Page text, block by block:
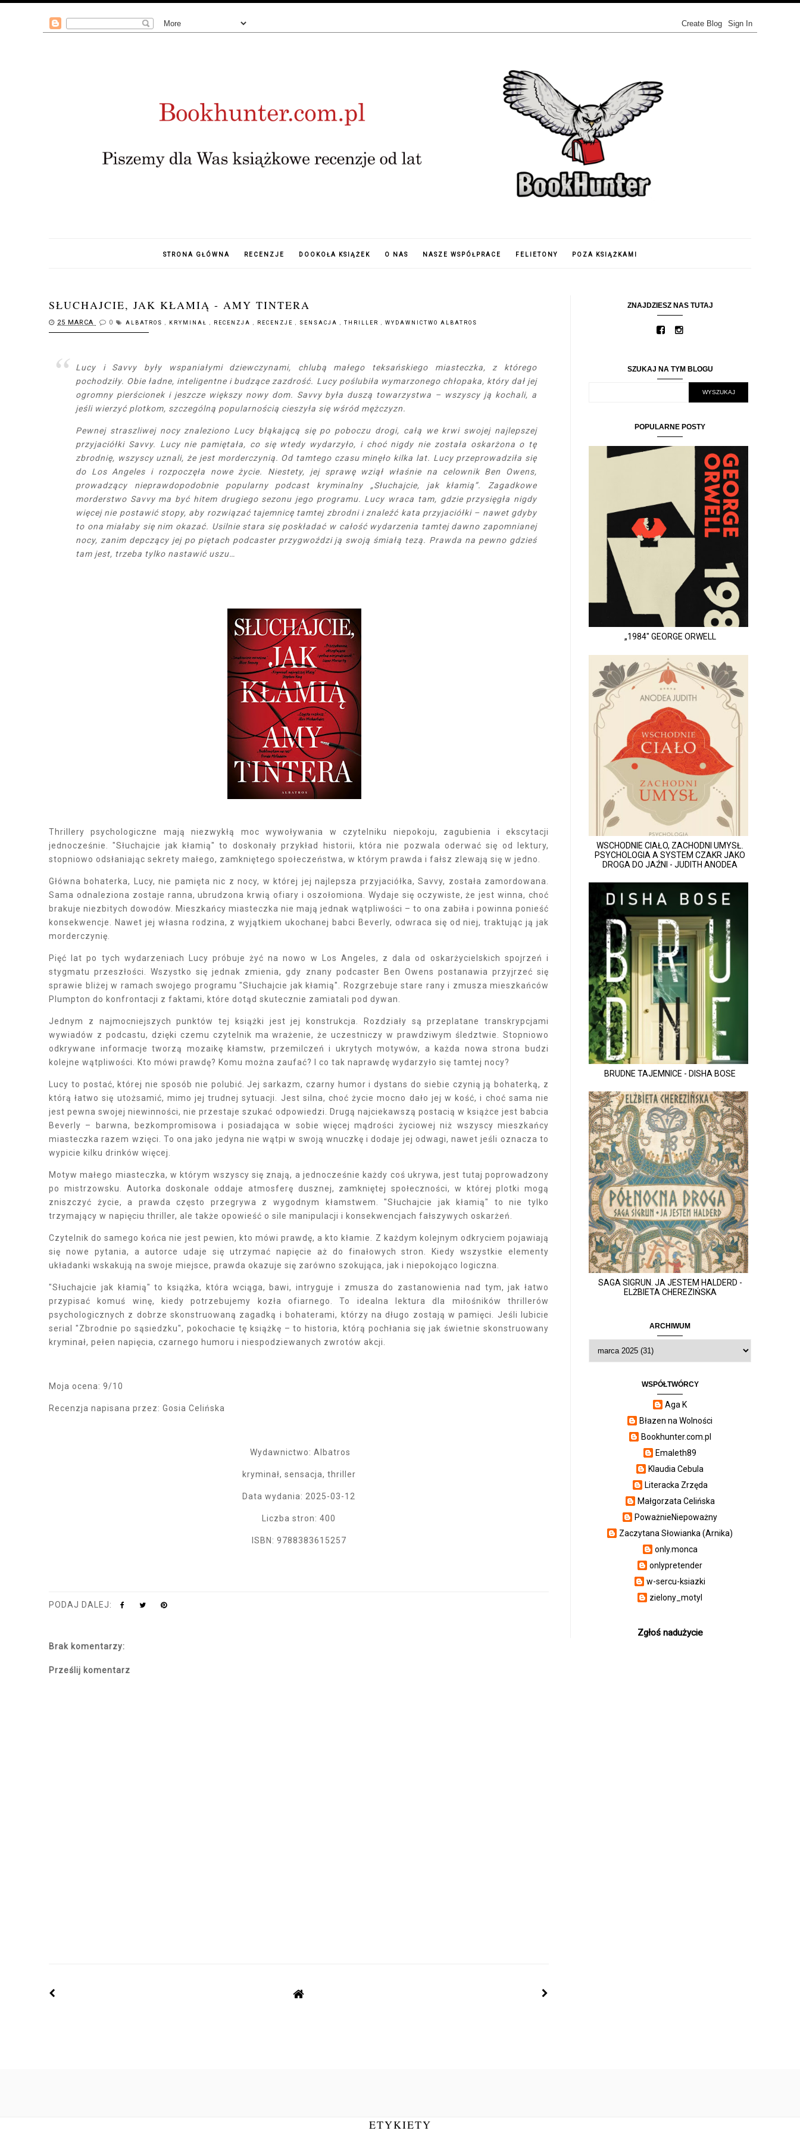
STRONA GŁÓWNA RECENZJE DOOKOŁA KSIĄŻEK O NAS NASZE WSPÓŁPRACE FELIETONY POZA KSIĄŻKAMI
SŁUCHAJCIE, JAK KŁAMIĄ - AMY TINTERA
25 MARCA 0 ALBATROS KRYMINAŁ RECENZJA RECENZJE SENSACJA THRILLER WYDAWNICTWO ALBATROS
Lucy i Savvy były wspaniałymi dziewczynami, chlubą małego teksańskiego miasteczka, z którego
pochodziły. Obie ładne, inteligentne i budzące zazdrość. Lucy poślubiła wymarzonego chłopaka, który dał jej
ogromny pierścionek i jeszcze większy nowy dom. Savvy była duszą towarzystwa – wszyscy ją kochali, a
jeśli wierzyć plotkom, szczególną popularnością cieszyła się wśród mężczyzn.
Pewnej straszliwej nocy znaleziono Lucy błąkającą się po poboczu drogi, całą we krwi swojej najlepszej
przyjaciółki Savvy. Lucy nie pamiętała, co się wtedy wydarzyło, i choć nigdy nie została oskarżona o tę
zbrodnię, wszyscy uznali, że jest morderczynią. Od tamtego czasu minęło kilka lat. Lucy przeprowadziła się
do Los Angeles i rozpoczęła nowe życie. Niestety, jej sprawę wziął właśnie na celownik Ben Owens,
prowadzący nieprawdopodobnie popularny podcast kryminalny „Słuchajcie, jak kłamią”. Zagadkowe
morderstwo Savvy ma być hitem drugiego sezonu jego programu. Lucy wraca tam, gdzie przysięgła nigdy
więcej nie postawić stopy, aby rozwiązać tajemnicę tamtej zbrodni i znaleźć kata przyjaciółki – nawet gdyby
to ona miałaby się nim okazać. Usilnie stara się poskładać w całość wydarzenia tamtej dawno zapomnianej
nocy, zanim depczący jej po piętach podcaster przygwoździ ją swoją śmiałą tezą. Prawda na pewno gdzieś
tam jest, trzeba tylko nastawić uszu…
Thrillery psychologiczne mają niezwykłą moc wywoływania w czytelniku niepokoju, zagubienia i ekscytacji
jednocześnie. "Słuchajcie jak kłamią" to doskonały przykład historii, która nie pozwala oderwać się od lektury,
stopniowo odsłaniając sekrety małego, zamkniętego społeczeństwa, w którym prawda i fałsz zlewają się w jedno.
Główna bohaterka, Lucy, nie pamięta nic z nocy, w której jej najlepsza przyjaciółka, Savvy, została zamordowana.
Sama odnaleziona zostaje ranna, ubrudzona krwią ofiary i oszołomiona. Wydaje się oczywiste, że jest winna, choć
brakuje niezbitych dowodów. Mieszkańcy miasteczka nie mają jednak wątpliwości – to ona zabiła i powinna ponieść
konsekwencje. Nawet jej własna rodzina, z wyjątkiem ukochanej babci Beverly, odwraca się od niej, traktując ją jak
morderczynię.
Pięć lat po tych wydarzeniach Lucy próbuje żyć na nowo w Los Angeles, z dala od oskarżycielskich spojrzeń i
stygmatu przeszłości. Wszystko się jednak zmienia, gdy znany podcaster Ben Owens postanawia przyjrzeć się
sprawie bliżej w ramach swojego programu "Słuchajcie jak kłamią". Rozgrzebuje stare rany i zmusza mieszkańców
Plumpton do konfrontacji z faktami, które dotąd skutecznie zamiatali pod dywan.
Jednym z najmocniejszych punktów tej książki jest jej konstrukcja. Rozdziały są przeplatane transkrypcjami
wywiadów z podcastu, dzięki czemu czytelnik ma wrażenie, że uczestniczy w prawdziwym śledztwie. Stopniowo
odkrywane informacje tworzą mozaikę kłamstw, przemilczeń i ukrytych motywów, a każda nowa strona budzi
kolejne wątpliwości. Kto mówi prawdę? Komu można zaufać? I co tak naprawdę wydarzyło się tamtej nocy?
Lucy to postać, której nie sposób nie polubić. Jej sarkazm, czarny humor i dystans do siebie czynią ją bohaterką, z
którą łatwo się utożsamić, mimo jej trudnej sytuacji. Jest silna, choć życie mocno dało jej w kość, i choć sama nie
jest pewna swojej niewinności, nie przestaje szukać odpowiedzi. Drugą najciekawszą postacią w książce jest babcia
Beverly – barwna, bezkompromisowa i posiadająca w sobie więcej mądrości życiowej niż wszyscy mieszkańcy
miasteczka razem wzięci. To ona jako jedyna nie wątpi w swoją wnuczkę i dodaje jej odwagi, nawet jeśli oznacza to
wypicie kilku drinków więcej.
Motyw małego miasteczka, w którym wszyscy się znają, a jednocześnie każdy coś ukrywa, jest tutaj poprowadzony
po mistrzowsku. Autorka doskonale oddaje atmosferę dusznej, zamkniętej społeczności, w której plotki mogą
zniszczyć życie, a prawda często przegrywa z wygodnym kłamstwem. "Słuchajcie jak kłamią" to nie tylko
trzymający w napięciu thriller, ale także opowieść o sile manipulacji i konsekwencjach fałszywych oskarżeń.
Czytelnik do samego końca nie jest pewien, kto mówi prawdę, a kto kłamie. Z każdym kolejnym odkryciem pojawiają
się nowe pytania, a autorce udaje się utrzymać napięcie aż do finałowych stron. Kiedy wszystkie elementy
układanki wskakują na swoje miejsce, prawda okazuje się zarówno szokująca, jak i niepokojąco logiczna.
"Słuchajcie jak kłamią" to książka, która wciąga, bawi, intryguje i zmusza do zastanowienia nad tym, jak łatwo
przypisać komuś winę, kiedy potrzebujemy kozła ofiarnego. To idealna lektura dla miłośników thrillerów
psychologicznych z dobrze skonstruowaną zagadką i bohaterami, którzy na długo zostają w pamięci. Jeśli lubicie
serial "Zbrodnie po sąsiedzku", pokochacie tę książkę – to historia, którą pochłania się jak świetnie skonstruowany
kryminał, pełen napięcia, czarnego humoru i niespodziewanych zwrotów akcji.
Moja ocena: 9/10
Recenzja napisana przez: Gosia Celińska
Wydawnictwo: Albatros
kryminał, sensacja, thriller
Data wydania: 2025-03-12
Liczba stron: 400
ISBN: 9788383615257
PODAJ DALEJ:
Brak komentarzy:
Prześlij komentarz
ZNAJDZIESZ NAS TUTAJ
SZUKAJ NA TYM BLOGU
POPULARNE POSTY
„1984" GEORGE ORWELL
WSCHODNIE CIAŁO, ZACHODNI UMYSŁ.
PSYCHOLOGIA A SYSTEM CZAKR JAKO
DROGA DO JAŹNI - JUDITH ANODEA
BRUDNE TAJEMNICE - DISHA BOSE
SAGA SIGRUN. JA JESTEM HALDERD -
ELŻBIETA CHEREZIŃSKA
ARCHIWUM
WSPÓŁTWÓRCY
Aga K
Błazen na Wolności
Bookhunter.com.pl
Emaleth89
Klaudia Cebula
Literacka Zrzęda
Małgorzata Celińska
PoważnieNiepoważny
Zaczytana Słowianka (Arnika)
only.monca
onlypretender
w-sercu-ksiazki
zielony_motyl
Zgłoś nadużycie
ETYKIETY